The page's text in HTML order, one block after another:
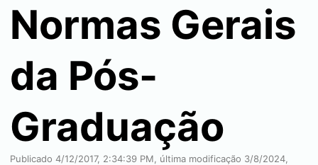
Normas Gerais
da Pós-
Graduação
Publicado 4/12/2017, 2:34:39 PM, última modificação 3/8/2024,